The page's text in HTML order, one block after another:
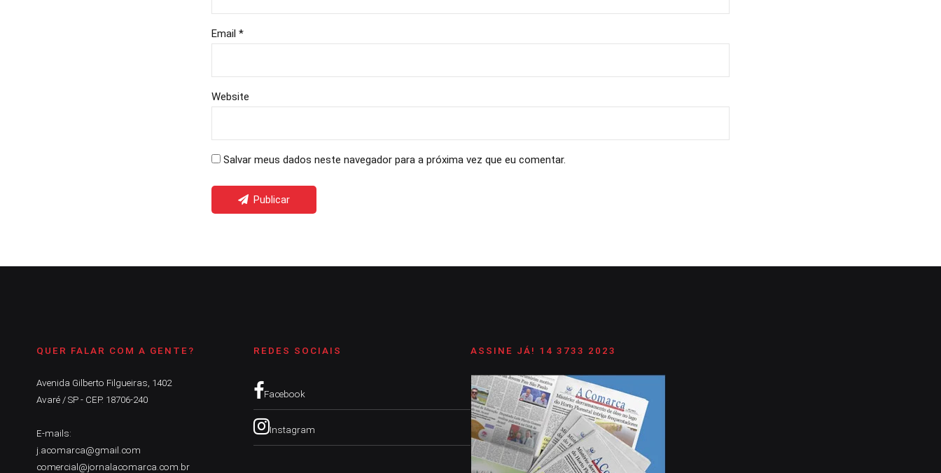
Email *
Website
Salvar meus dados neste navegador para a próxima vez que eu comentar.
Publicar
QUER FALAR COM A GENTE?
Avenida Gilberto Filgueiras, 1402
Avaré / SP - CEP. 18706-240
E-mails:
j.acomarca@gmail.com
comercial@jornalacomarca.com.br
REDES SOCIAIS
Facebook
Instagram
ASSINE JÁ! 14 3733 2023